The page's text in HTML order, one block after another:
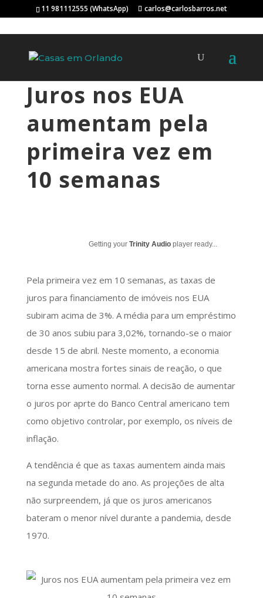
11 981112555 (WhatsApp) carlos@carlosbarros.net
Juros nos EUA
aumentam pela
primeira vez em
10 semanas
Getting your Trinity Audioplayer ready...
Pela primeira vez em 10 semanas, as taxas de
juros para financiamento de imóveis nos EUA
subiram acima de 3%. A média para um empréstimo
de 30 anos subiu para 3,02%, tornando-se o maior
desde 15 de abril. Neste momento, a economia
americana mostra fortes sinais de reação, o que
torna esse aumento normal. A decisão de aumentar
o juros por aprte do Banco Central americano tem
como objetivo controlar, por exemplo, os níveis de
inflação.
A tendência é que as taxas aumentem ainda mais
na segunda metade do ano. As projeções de alta
não surpreendem, já que os juros americanos
bateram o menor nível durante a pandemia, desde
1970.